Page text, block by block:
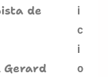
de
Gerard
i
c
i
o